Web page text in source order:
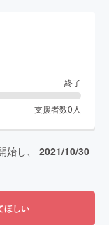
終了
支援者数0 人
始し、 2021/10/30
ほしい